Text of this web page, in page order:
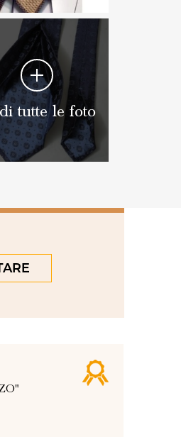
tutte le foto